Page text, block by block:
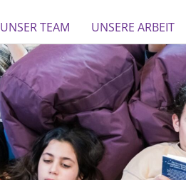
UNSER TEAM UNSERE ARBEIT